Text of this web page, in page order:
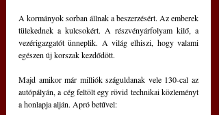
A kormányok sorban állnak a beszerzésért. Az emberek
tülekednek a kulcsokért. A részvényárfolyam kilő, a
vezérigazgatót ünneplik. A világ elhiszi, hogy valami
egészen új korszak kezdődött.
Majd amikor már milliók száguldanak vele 130-cal az
autópályán, a cég feltölt egy rövid technikai közleményt
a honlapja alján. Apró betűvel: